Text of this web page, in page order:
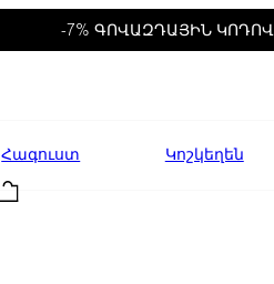
-7% ԳՈՎԱԶԴԱՅԻՆ
Հագուստ Կոշկեղեն